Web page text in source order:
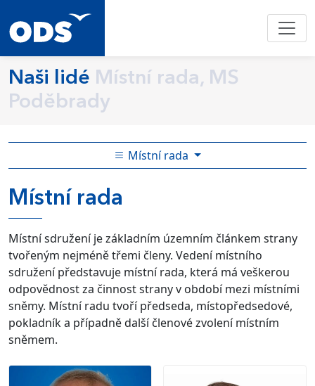
Naši lidé Místní rada, MS
Poděbrady
Místní rada
Místní rada
Místní sdružení je základním územním článkem strany
tvořeným nejméně třemi členy. Vedení místního
sdružení představuje místní rada, která má veškerou
odpovědnost za činnost strany v období mezi místními
sněmy. Místní radu tvoří předseda, místopředsedové,
pokladník a případně další členové zvolení místním
sněmem.